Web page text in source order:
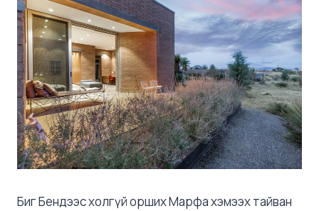
Биг Бендээс холгүй орших Марфа хэмээх тайван